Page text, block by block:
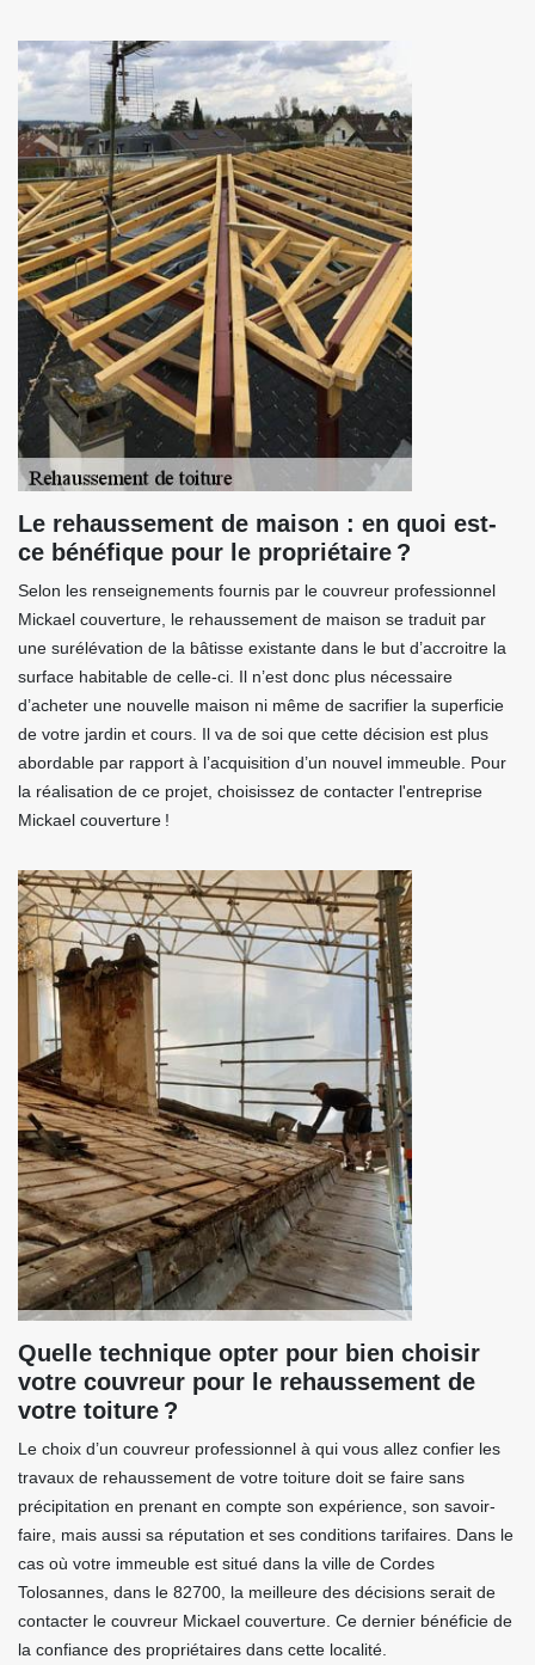
Le rehaussement de maison : en quoi est-
ce bénéfique pour le propriétaire ?
Selon les renseignements fournis par le couvreur professionnel
Mickael couverture, le rehaussement de maison se traduit par
une surélévation de la bâtisse existante dans le but d’accroitre la
surface habitable de celle-ci. Il n’est donc plus nécessaire
d’acheter une nouvelle maison ni même de sacrifier la superficie
de votre jardin et cours. Il va de soi que cette décision est plus
abordable par rapport à l’acquisition d’un nouvel immeuble. Pour
la réalisation de ce projet, choisissez de contacter l'entreprise
Mickael couverture !
Quelle technique opter pour bien choisir
votre couvreur pour le rehaussement de
votre toiture ?
Le choix d’un couvreur professionnel à qui vous allez confier les
travaux de rehaussement de votre toiture doit se faire sans
précipitation en prenant en compte son expérience, son savoir-
faire, mais aussi sa réputation et ses conditions tarifaires. Dans le
cas où votre immeuble est situé dans la ville de Cordes
Tolosannes, dans le 82700, la meilleure des décisions serait de
contacter le couvreur Mickael couverture. Ce dernier bénéficie de
la confiance des propriétaires dans cette localité.